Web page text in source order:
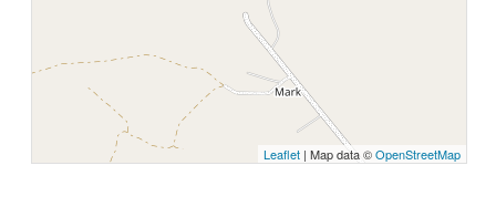
Leaflet | Map data ©OpenStreetMap